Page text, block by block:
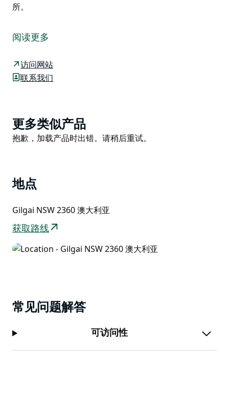
所。
中，是热爱冒险、独立旅行者的理想目的地。沿着溪流徒
步，欣赏溪流中的水潭和湍急的河段，最终抵达国王平原
瀑布，是公园最大的亮点。沿着公园内15公里长的管理
步道徒步或骑山地自行车，您将穿过草地和灌木丛生的林
地，以及一片珍稀的麦基斯桉树林。
和绯红玫瑰鹦鹉，到东部灰袋鼠和沼泽沙袋鼠，应有尽
有。
喧嚣的宁静之所。
阅读更多
访问网站
联系我们
Product
List
更多类似产品
Product
抱歉，加载产品时出错。请稍后重试。
地点
Gilgai NSW 2360 澳大利亚
获取路线
常见问题解答
可访问性